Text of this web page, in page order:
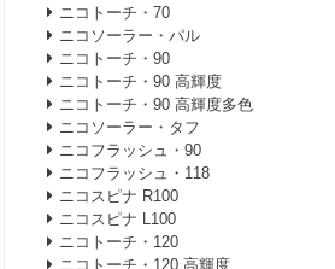
ニコトーチ・70
ニコソーラー・パル
ニコトーチ・90
ニコトーチ・90 高輝度
ニコトーチ・90 高輝度多色
ニコソーラー・タフ
ニコフラッシュ・90
ニコフラッシュ・118
ニコスピナ R100
ニコスピナ L100
ニコトーチ・120
ニコトーチ・120 高輝度